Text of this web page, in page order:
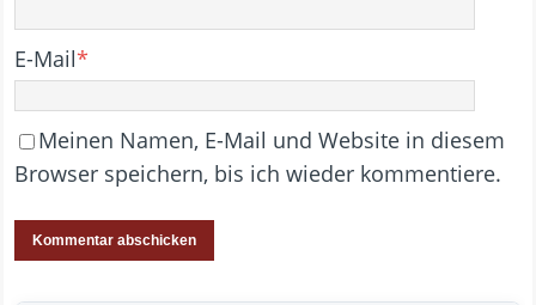
E-Mail*
Meinen Namen, E-Mail und Website in diesem
Browser speichern, bis ich wieder kommentiere.